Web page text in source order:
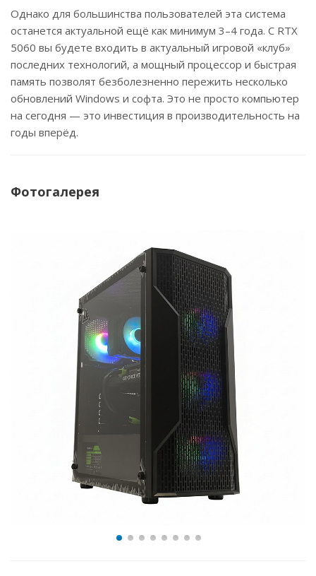
Однако для большинства пользователей эта система
останется актуальной ещё как минимум 3–4 года. С RTX
5060 вы будете входить в актуальный игровой «клуб»
последних технологий, а мощный процессор и быстрая
память позволят безболезненно пережить несколько
обновлений Windows и софта. Это не просто компьютер
на сегодня — это инвестиция в производительность на
годы вперёд.
Фотогалерея